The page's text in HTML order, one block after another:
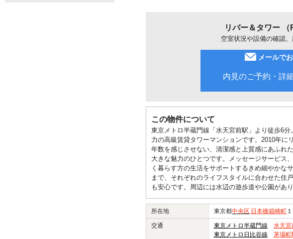
リバー＆タワー
空室状況や設備の確認
メールで
内見のご予約・詳
この物件について
東京メトロ半蔵門線「水天宮前駅」より徒歩6
力の高級賃貸タワーマンションです。2010年
年数を感じさせない、清潔感と上質感にあふれ
大きな魅力のひとつです。メッセージサービス
く暮らす方の生活をサポートするきめ細やかな
まで、それぞれのライフスタイルに合わせた住
も安心です。周辺には水辺の遊歩道や公園があ
所在地 東京都中央区 日本橋箱崎町
交通 東京メトロ半蔵門線 水天宮
東京メトロ日比谷線
茅場町